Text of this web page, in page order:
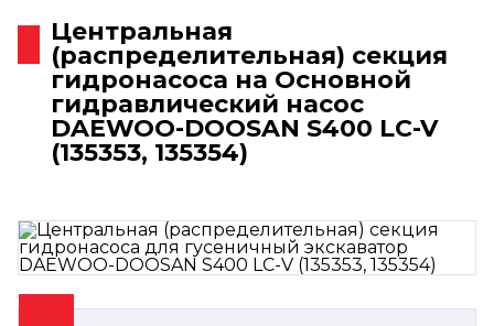
КОНТАКТЫ
Центральная
(распределительная) секция
гидронасоса на Основной
гидравлический насос
DAEWOO-DOOSAN S400 LC-V
(135353, 135354)